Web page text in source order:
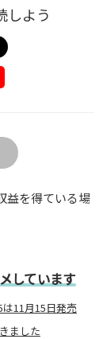
しよう
益を得ている場
しています
11月15日発売
ました